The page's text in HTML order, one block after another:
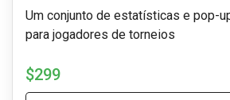
Um conjunto de estatísticas e pop-
para jogadores de torneios
$299